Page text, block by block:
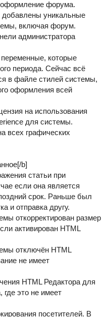
оформление форума.
добавлены уникальные
включая форум.
администратора
которые
периода. Сейчас всё
в файле стилей системы,
оформления всей
на использования
для системы.
всех графических
b]
статьи при
если она является
срок. Раньше был
и отправка другу.
откорректирован размер
активирован HTML
отключён HTML
не имеет
HTML Редактора для
где это не имеет
посетителей. В